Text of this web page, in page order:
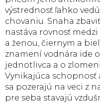
výstrednosť ľahko
chovaniu. Snaha
nastáva rovnosť
a ženou, čiernym a
znamení vodnára ide
jednotlivca a o
Vynikajúca
sa pozerajú na veci z
pre seba stavajú